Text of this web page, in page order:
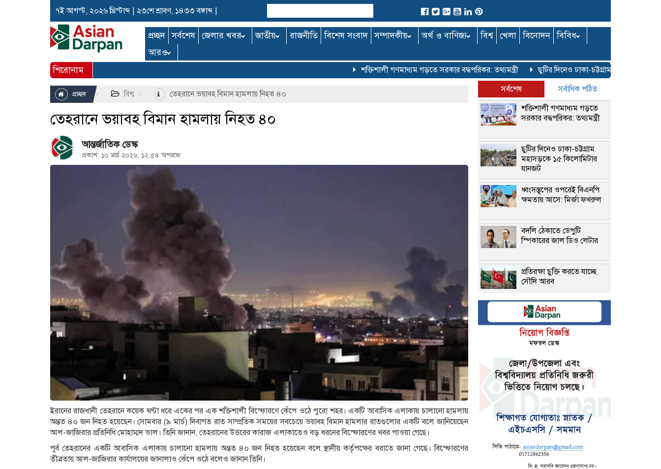
৭ই আগস্ট, ২০২৬ খ্রিস্টাব্দ ২৩শে শ্রাবণ, ১৪৩৩ বঙ্গাব্দ
প্রচ্ছদ সর্বশেষ জেলার খবর জাতীয় রাজনীতি বিশেষ সংবাদ সম্পাদকীয় অর্থ ও বাণিজ্য বিশ্ব খেলা বিনোদন
বিবিধ
আরও
শিরোনাম
শক্তিশালী গণমাধ্যম গড়তে সরকার বদ্ধপরিকর: তথ্যমন্ত্রী ছুটির দিনেও ঢাকা-চট্টগ্রাম মহাসড়কে ১৫
প্রচ্ছদ বিশ্ব তেহরানে ভয়াবহ বিমান হামলায় নিহত ৪০
তেহরানে ভয়াবহ বিমান হামলায় নিহত ৪০
আন্তর্জাতিক ডেস্ক
প্রকাশ: ১০ মার্চ ২০২৬, ১২:৫৪ অপরাহ্ন
ইরানের রাজধানী তেহরানে কয়েক ঘণ্টা ধরে একের পর এক শক্তিশালী বিস্ফোরণে কেঁপে ওঠে পুরো শহর। একটি আবাসিক এলাকায় চালানো হামলায়
অন্তত ৪০ জন নিহত হয়েছেন। সোমবার (৯ মার্চ) দিবাগত রাত সাম্প্রতিক সময়ের সবচেয়ে ভয়াবহ বিমান হামলার রাতগুলোর একটি বলে জানিয়েছেন
আল-জাজিরার প্রতিনিধি মোহাম্মদ ভাল। তিনি জানান, তেহরানের উত্তরের কারাজ এলাকাতেও বড় ধরনের বিস্ফোরণের খবর পাওয়া গেছে।
পূর্ব তেহরানের একটি আবাসিক এলাকায় চালানো হামলায় অন্তত ৪০ জন নিহত হয়েছেন বলে স্থানীয় কর্তৃপক্ষের বরাতে জানা গেছে। বিস্ফোরণের
তীব্রতায় আল-জাজিরার কার্যালয়ের জানালাও কেঁপে ওঠে বলেও জানান তিনি।
সর্বশেষ
সর্বাধিক পঠিত
শক্তিশালী গণমাধ্যম গড়তে
সরকার বদ্ধপরিকর: তথ্যমন্ত্রী
ছুটির দিনেও ঢাকা-চট্টগ্রাম
মহাসড়কে ১৫ কিলোমিটার
যানজট
ধ্বংসস্তূপের ওপরেই বিএনপি
ক্ষমতায় আসে: মির্জা ফখরুল
বদলি ঠেকাতে ডেপুটি
স্পিকারের জাল ডিও লেটার
প্রতিরক্ষা চুক্তি করতে যাচ্ছে
সৌদি আরব
টানা বাড়িয়ে কমিয়েছে সোনার
দাম
ব্যাংককে স্কুলে বন্দুক হামলায়
আজ সারাদেশে বজ্রসহ বৃষ্টির
আশঙ্কা